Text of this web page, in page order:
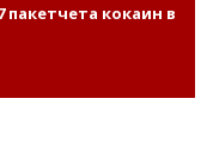
пакетчета кокаин в